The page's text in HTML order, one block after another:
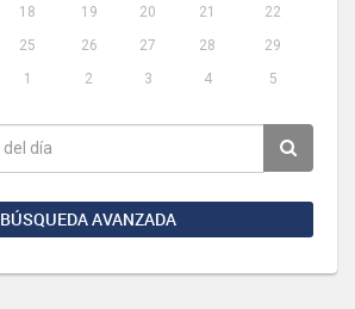
18 19 20 21
22
25 26 27 28
29
1 2 3 4 5
BÚSQUEDA AVANZADA